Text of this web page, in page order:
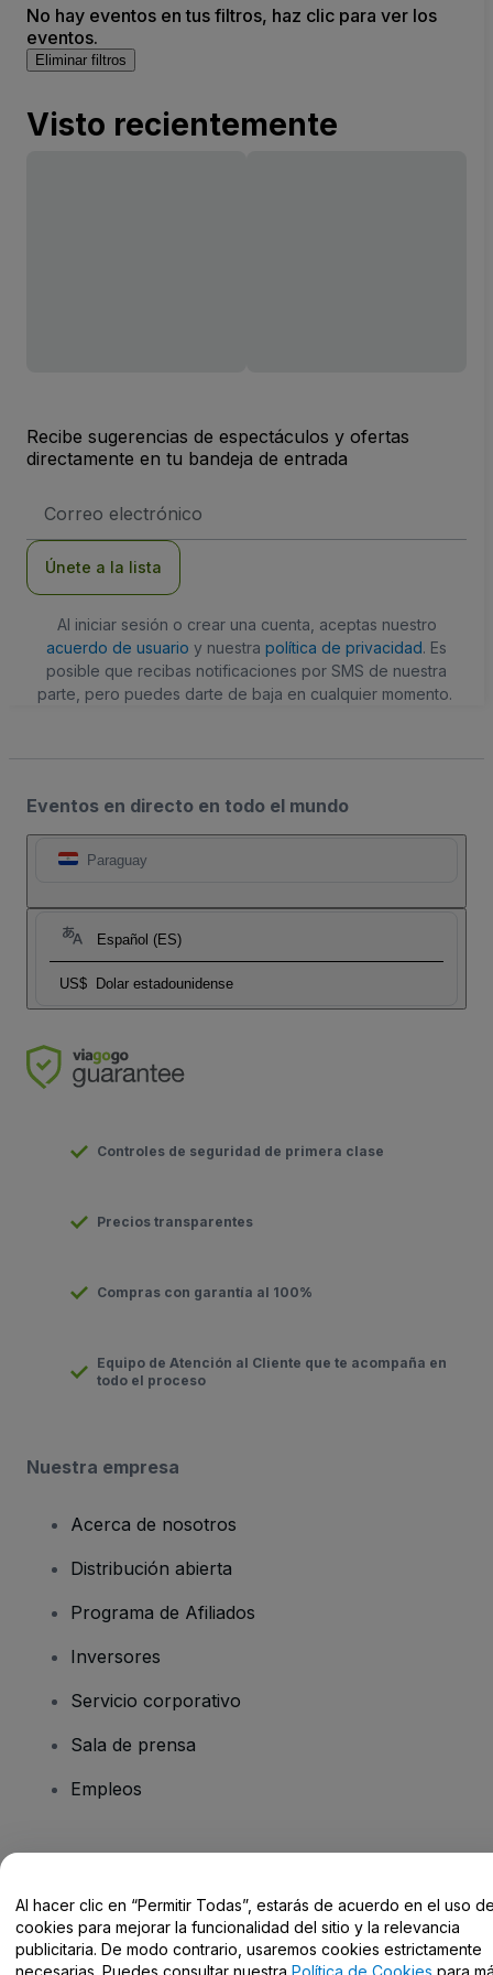
No hay eventos en tus filtros, haz clic para ver los
eventos.
Eliminar filtros
Visto recientemente
Recibe sugerencias de espectáculos y ofertas
directamente en tu bandeja de entrada
de
Únete a la lista
Al iniciar sesión o crear una cuenta, aceptas nuestro
acuerdo de usuario y nuestra política de privacidad. Es
posible que recibas notificaciones por SMS de nuestra
parte, pero puedes darte de baja en cualquier momento.
Eventos en directo en todo el mundo
Paraguay
Español (ES)
US$ Dolar estadounidense
Controles de seguridad de primera clase
Precios transparentes
Compras con garantía al 100%
Equipo de Atención al Cliente que te acompaña en
todo el proceso
Nuestra empresa
Acerca de nosotros
Distribución abierta
Programa de Afiliados
Inversores
Servicio corporativo
Sala de prensa
Empleos
Centro de Ayuda / Contacto
Al hacer clic en “Permitir Todas”, estarás de acuerdo en el uso
cookies para mejorar la funcionalidad del sitio y la relevancia
publicitaria. De modo contrario, usaremos cookies estrictamente
necesarias. Puedes consultar nuestra Política de Cookies para